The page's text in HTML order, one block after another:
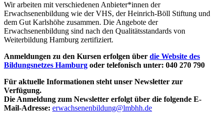
Wir arbeiten mit verschiedenen Anbieter*innen der
Erwachsenenbildung wie der VHS, der Heinrich-Böll Stiftung und
dem Gut Karlshöhe zusammen. Die Angebote der
Erwachsenenbildung sind nach den Qualitätsstandards von
Weiterbildung Hamburg zertifiziert.
Anmeldungen zu den Kursen erfolgen über die Website des
Bildungsnetzes Hamburg oder telefonisch unter: 040 270 790
Für aktuelle Informationen steht unser Newsletter zur
Verfügung.
Die Anmeldung zum Newsletter erfolgt über die folgende E-
Mail-Adresse: erwachsenenbildung@lmbhh.de